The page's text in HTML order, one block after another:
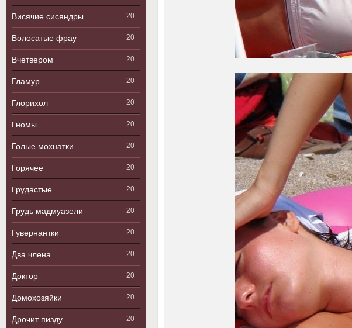
Висячие сисяндры 20
Волосатые фрау 20
Вчетвером 20
Гламур 20
Глорихол 20
Гномы 20
Голые мохнатки 20
Горячее 20
Грудастые 20
Грудь мадмуазели 20
Гувернантки 20
Два члена 20
Доктор 20
Домохозяйки 20
Дрочит пизду 20